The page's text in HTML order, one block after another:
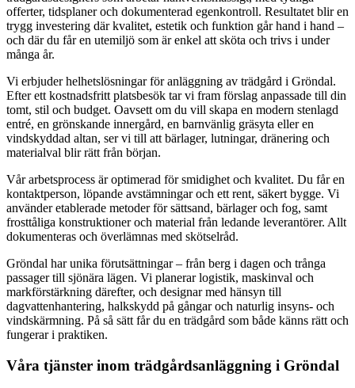
offerter, tidsplaner och dokumenterad egenkontroll. Resultatet blir en
trygg investering där kvalitet, estetik och funktion går hand i hand –
och där du får en utemiljö som är enkel att sköta och trivs i under
många år.
Vi erbjuder helhetslösningar för anläggning av trädgård i Gröndal.
Efter ett kostnadsfritt platsbesök tar vi fram förslag anpassade till din
tomt, stil och budget. Oavsett om du vill skapa en modern stenlagd
entré, en grönskande innergård, en barnvänlig gräsyta eller en
vindskyddad altan, ser vi till att bärlager, lutningar, dränering och
materialval blir rätt från början.
Vår arbetsprocess är optimerad för smidighet och kvalitet. Du får en
kontaktperson, löpande avstämningar och ett rent, säkert bygge. Vi
använder etablerade metoder för sättsand, bärlager och fog, samt
frosttåliga konstruktioner och material från ledande leverantörer. Allt
dokumenteras och överlämnas med skötselråd.
Gröndal har unika förutsättningar – från berg i dagen och trånga
passager till sjönära lägen. Vi planerar logistik, maskinval och
markförstärkning därefter, och designar med hänsyn till
dagvattenhantering, halkskydd på gångar och naturlig insyns- och
vindskärmning. På så sätt får du en trädgård som både känns rätt och
fungerar i praktiken.
Våra tjänster inom trädgårdsanläggning i Gröndal